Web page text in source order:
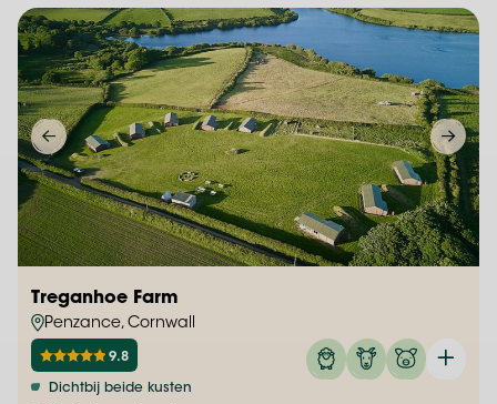
Treganhoe Farm
Penzance, Cornwall
9.8
Dichtbij beide kusten